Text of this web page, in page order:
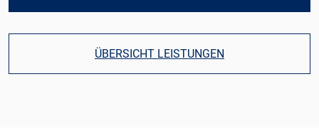
ÜBERSICHT LEISTUNGEN